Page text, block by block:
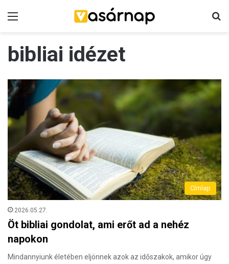
bibliai idézet
Címlap
2026.05.27.
Öt bibliai gondolat, ami erőt ad a nehéz
napokon
Mindannyiunk életében eljönnek azok az időszakok, amikor úgy